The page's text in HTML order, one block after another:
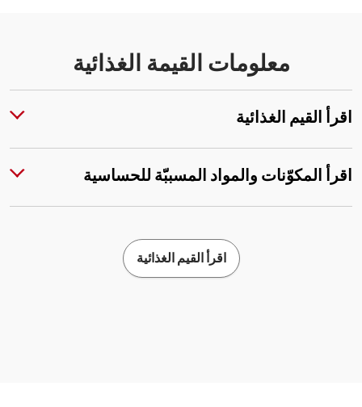
معلومات القيمة الغذائية
اقرأ القيم الغذائية
اقرأ المكوّنات والمواد المسببّة للحساسية
اقرأ القيم الغذائية